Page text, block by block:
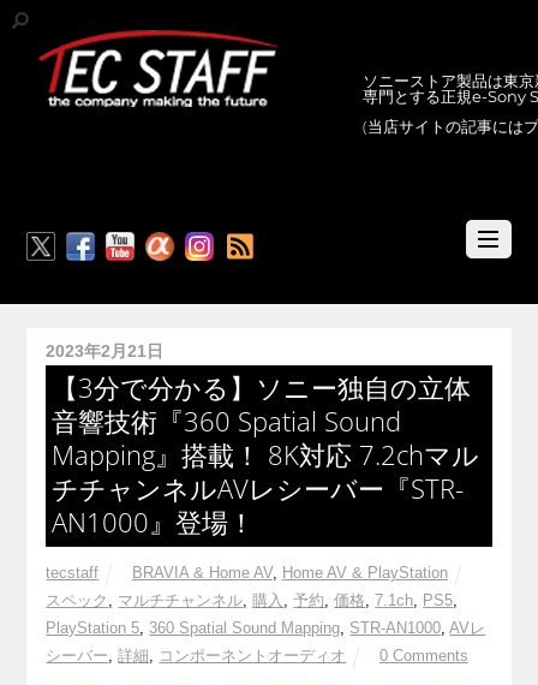
ソニーストア製品は東
専門とする正規e-Sony
(当店サイトの記事には
2023年2月21日
【3分で分かる】ソニー独自の立体
音響技術『360 Spatial Sound
Mapping』搭載！ 8K対応 7.2chマル
チチャンネルAVレシーバー『STR-
AN1000』登場！
tecstaff BRAVIA & Home AV, Home AV & PlayStation
スペック , マルチチャンネル,購入 ,予約,価格,7.1ch, PS5,
PlayStation 5, 360 Spatial Sound Mapping, STR-AN1000,AVレ
シーバー,詳細, コンポーネントオーディオ 0 Comments